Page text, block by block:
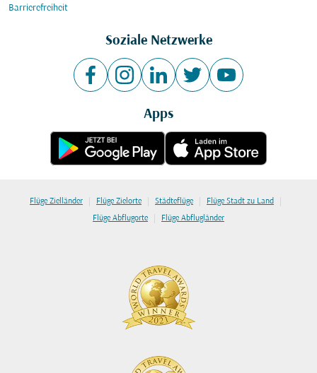
Barrierefreiheit
Soziale Netzwerke
Apps
Flüge Zielländer | Flüge Zielorte | Städteflüge | Flüge Stadt zu Land |
Flüge Abflugorte | Flüge Abflugländer